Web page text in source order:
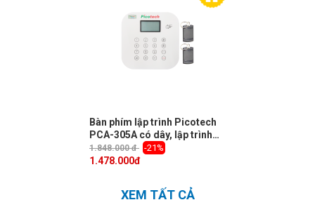
Bàn phím lập trình Picotech
PCA-305A có dây, lập trình
Tủ trung tâm, Bật Tắt báo
động.
1.848.000 đ -21%
1.478.000đ
XEM TẤT CẢ